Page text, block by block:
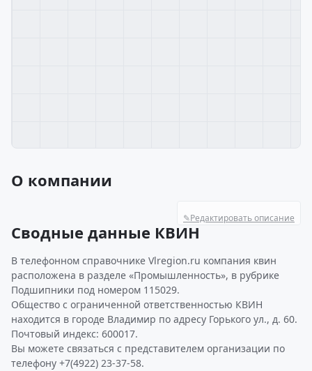
О компании
✎Редактировать описание
Сводные данные КВИН
В телефонном справочнике Vlregion.ru компания квин
расположена в разделе «Промышленность», в рубрике
Подшипники под номером 115029.
Общество с ограниченной ответственностью КВИН
находится в городе Владимир по адресу Горького ул., д. 60.
Почтовый индекс: 600017.
Вы можете связаться с представителем организации по
телефону +7(4922) 23-37-58.